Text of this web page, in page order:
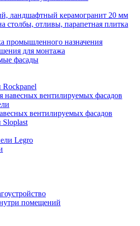
ландшафтный керамогранит 20 мм
столбы, отливы, парапетная плитка
промышленного назначения
для монтажа
фасады
навесных вентилируемых фасадов
вентилируемых фасадов
Legro
помещений